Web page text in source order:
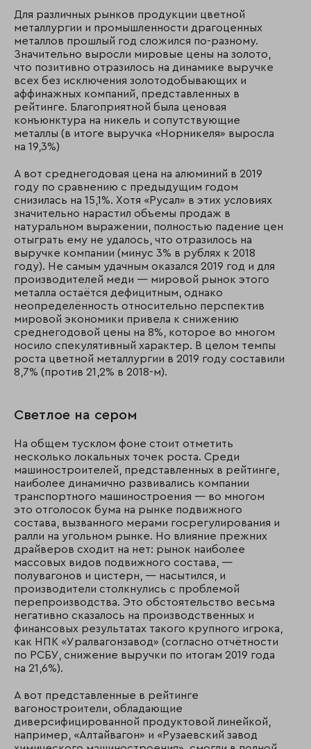
Для различных рынков продукции цветной
металлургии и промышленности драгоценных
металлов прошлый год сложился по-разному.
Значительно выросли мировые цены на золото,
что позитивно отразилось на динамике выручке
всех без исключения золотодобывающих и
аффинажных компаний, представленных в
рейтинге. Благоприятной была ценовая
конъюнктура на никель и сопутствующие
металлы (в итоге выручка «Норникеля» выросла
на 19,3%)
А вот среднегодовая цена на алюминий в 2019
году по сравнению с предыдущим годом
снизилась на 15,1%. Хотя «Русал» в этих условиях
значительно нарастил объемы продаж в
натуральном выражении, полностью падение цен
отыграть ему не удалось, что отразилось на
выручке компании (минус 3% в рублях к 2018
году). Не самым удачным оказался 2019 год и для
производителей меди — мировой рынок этого
металла остаётся дефицитным, однако
неопределённость относительно перспектив
мировой экономики привела к снижению
среднегодовой цены на 8%, которое во многом
носило спекулятивный характер. В целом темпы
роста цветной металлургии в 2019 году составили
8,7% (против 21,2% в 2018-м).
Светлое на сером
На общем тусклом фоне стоит отметить
несколько локальных точек роста. Среди
машиностроителей, представленных в рейтинге,
наиболее динамично развивались компании
транспортного машиностроения — во многом
это отголосок бума на рынке подвижного
состава, вызванного мерами госрегулирования и
ралли на угольном рынке. Но влияние прежних
драйверов сходит на нет: рынок наиболее
массовых видов подвижного состава, —
полувагонов и цистерн, — насытился, и
производители столкнулись с проблемой
перепроизводства. Это обстоятельство весьма
негативно сказалось на производственных и
финансовых результатах такого крупного игрока,
как НПК «Уралвагонзавод» (согласно отчётности
по РСБУ, снижение выручки по итогам 2019 года
на 21,6%).
А вот представленные в рейтинге
вагоностроители, обладающие
диверсифицированной продуктовой линейкой,
например, «Алтайвагон» и «Рузаевский завод